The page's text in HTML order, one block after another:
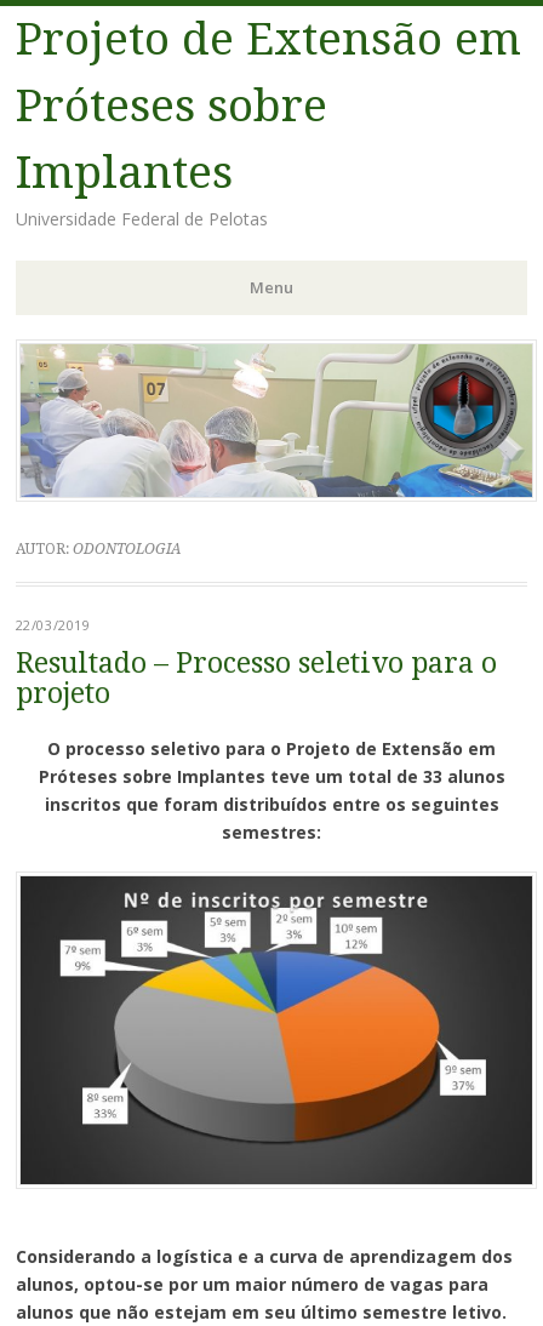
Projeto de Extensão em
Próteses sobre
Implantes
Universidade Federal de Pelotas
Menu
Pular
para
o
conteúdo
AUTOR: ODONTOLOGIA
22/03/2019
Resultado – Processo seletivo para o
projeto
O processo seletivo para o Projeto de Extensão em
Próteses sobre Implantes teve um total de 33 alunos
inscritos que foram distribuídos entre os seguintes
semestres:
Considerando a logística e a curva de aprendizagem dos
alunos, optou-se por um maior número de vagas para
alunos que não estejam em seu último semestre letivo.